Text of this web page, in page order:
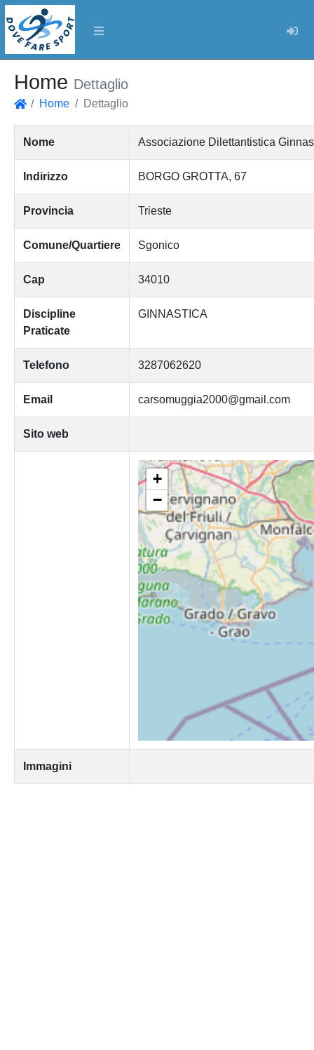
Home Dettaglio
Home Dettaglio
Nome Associazione Dilettantistica
Indirizzo BORGO GROTTA, 67
Provincia Trieste
Comune/Quartiere Sgonico
Cap 34010
Discipline
Praticate
GINNASTICA
Telefono 3287062620
Email carsomuggia2000@gmail.com
Sito web
+
−
Immagini